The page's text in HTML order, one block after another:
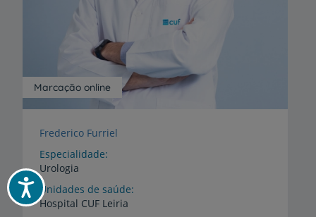
Acessibilidade
Marcação online
Frederico Furriel
Especialidade
Urologia
Unidades de saúde
Hospital CUF Leiria